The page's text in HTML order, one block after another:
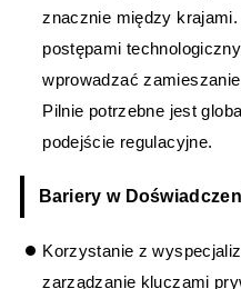
znacznie między
postępami
wprowadzać
Pilnie potrzebne jest
podejście regulacyjne.
Bariery w
Korzystanie z
zarządzanie kluczami